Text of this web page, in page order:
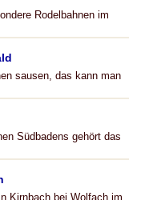
Rodelbahnen im
sausen, das kann man
Südbadens gehört das
Kirnbach bei Wolfach im